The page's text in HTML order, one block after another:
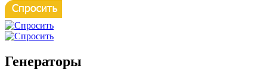
Генераторы